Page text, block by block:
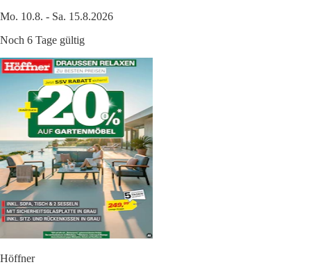
Mo. 10.8. - Sa. 15.8.2026
Noch 6 Tage gültig
Höffner